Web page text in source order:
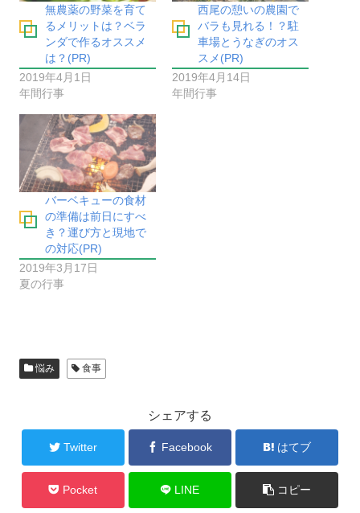
無農薬の野菜を育て
るメリットは？ベラ
ンダで作るオススメ
は？(PR)
2019年4月1日
年間行事
西尾の憩いの農園で
バラも見れる！？駐
車場とうなぎのオス
スメ(PR)
2019年4月14日
年間行事
バーベキューの食材
の準備は前日にすべ
き？運び方と現地で
の対応(PR)
2019年3月17日
夏の行事
悩み 食事
シェアする
Twitter Facebook はてブ
Pocket LINE コピー